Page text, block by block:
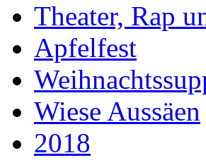
Theater, Rap
Apfelfest
Wiese Aussäen
2018